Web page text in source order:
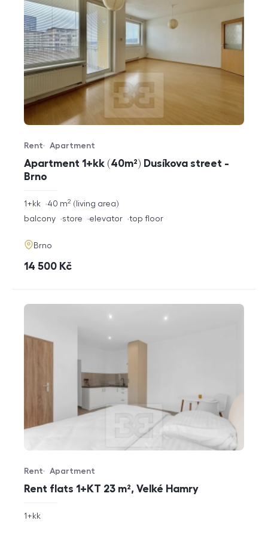
Apartment 1+kk (40m²) Dusíkova street -
Brno
Offer type
Rent
Property type
Apartment
rozměry
1+kk living area
40 m2
funkce
balcony store elevator top floor
adresa
Brno
cena
14 500 Kč
Rent flats 1+KT 23 m², Velké Hamry
Offer type
Rent
Property type
Apartment
rozměry
1+kk